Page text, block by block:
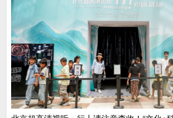
广电总局对互联网电视自动续费专项治理
中国广电：编制一体化电视技术标准白